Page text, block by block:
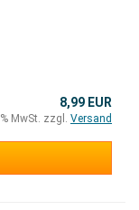
8,99 EUR
MwSt. zzgl. Versand